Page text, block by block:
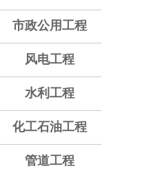
市政公用工程
风电工程
水利工程
化工石油工程
管道工程